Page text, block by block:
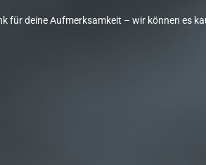
für deine Aufmerksamkeit – wir können es